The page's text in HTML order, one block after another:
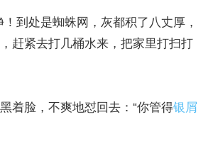
到处是蜘蛛网，灰都积了八丈厚，
赶紧去打几桶水来，把家里打扫打
着脸，不爽地怼回去：“你管得银屑